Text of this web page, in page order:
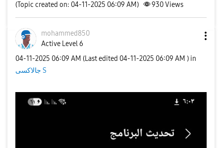
(Topic created on: 04-11-2025 06:09 AM) 930Views
mohammed850
Active Level 6
‎04-11-2025 06:09 AM (Last edited ‎04-11-2025 06:09 AM ) in
جالاكسى S